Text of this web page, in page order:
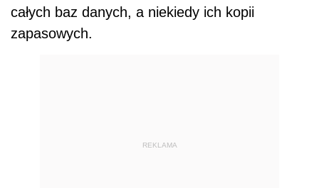
całych baz danych, a niekiedy ich kopii
zapasowych.
REKLAMA